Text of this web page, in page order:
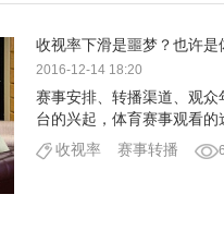
收视率下滑是噩梦？也许是
2016-12-14 18:20
赛事安排、转播渠道、观
台的兴起，体育赛事观看
收视率
赛事转播